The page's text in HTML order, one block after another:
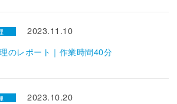
2023.11.10
のレポート｜作業時間40分
2023.10.20